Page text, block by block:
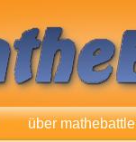
über mathebattle